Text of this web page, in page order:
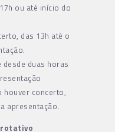
ou até início do
das 13h até o
duas horas
houver concerto,
apresentação.